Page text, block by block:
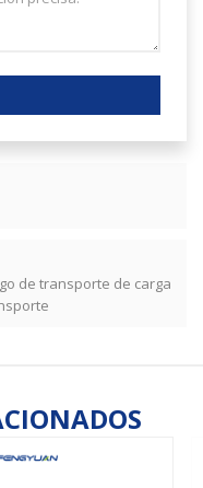
de transporte de carga